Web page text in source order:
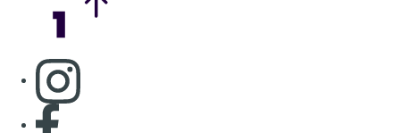
Consulter page Instagram
Consulter page Facebook